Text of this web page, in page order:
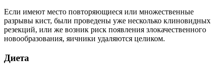
Если имеют место повторяющиеся или множественные
разрывы кист, были проведены уже несколько клиновидных
резекций, или же возник риск появления злокачественного
новообразования, яичники удаляются целиком.
Диета